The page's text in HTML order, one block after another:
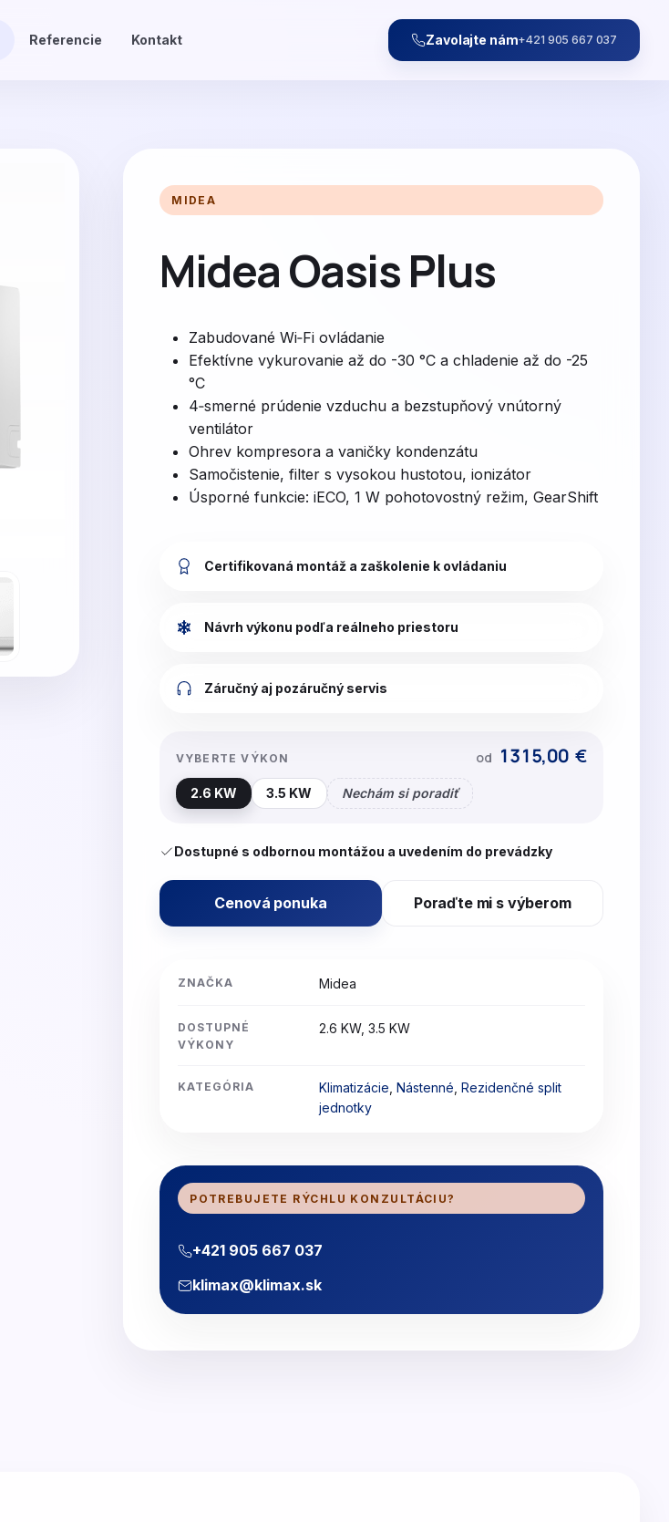
Referencie Kontakt Zavolajte nám+421 905 667 037
MIDEA
Midea Oasis Plus
Zabudované Wi‑Fi ovládanie
Efektívne vykurovanie až do -30 °C a chladenie až do -25
°C
4‑smerné prúdenie vzduchu a bezstupňový vnútorný
ventilátor
Ohrev kompresora a vaničky kondenzátu
Samočistenie, filter s vysokou hustotou, ionizátor
Úsporné funkcie: iECO, 1 W pohotovostný režim, GearShift
Certifikovaná montáž a zaškolenie k ovládaniu
Návrh výkonu podľa reálneho priestoru
Záručný aj pozáručný servis
VYBERTE VÝKON od 1315,00 €
2.6 KW 3.5 KW Nechám si poradiť
Dostupné s odbornou montážou a uvedením do prevádzky
Cenová ponuka Poraďte mi s výberom
ZNAČKA Midea
DOSTUPNÉ
VÝKONY
2.6 KW, 3.5 KW
KATEGÓRIA Klimatizácie Nástenné Rezidenčné split
jednotky
POTREBUJETE RÝCHLU KONZULTÁCIU?
+421 905 667 037
klimax@klimax.sk